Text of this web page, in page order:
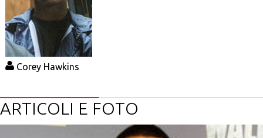
Corey Hawkins
ARTICOLI E FOTO